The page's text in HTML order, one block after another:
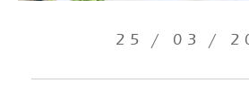
25 / 03 /